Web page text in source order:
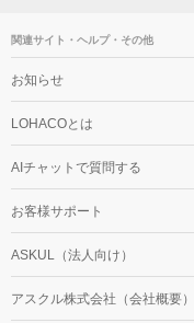
関連サイト・ヘルプ・その他
お知らせ
LOHACOとは
AIチャットで質問する
お客様サポート
ASKUL（法人向け）
アスクル株式会社（会社概要）